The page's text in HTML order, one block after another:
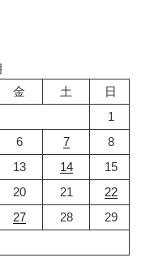
金 土
日
1
6 7
8
13 14
15
20 21
22
27 28
29